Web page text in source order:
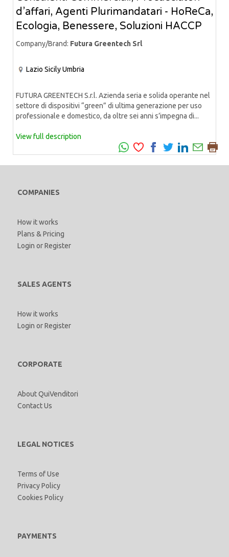
d’affari, Agenti Plurimandatari - HoReCa,
Ecologia, Benessere, Soluzioni HACCP
Company/Brand: Futura Greentech Srl
Lazio SicilyUmbria
FUTURA GREENTECH S.r.l. Azienda seria e solida operante nel
settore di dispositivi “green” di ultima generazione per uso
professionale e domestico, da oltre sei anni s’impegna di...
View full description
COMPANIES
How it works
Plans & Pricing
Login orRegister
SALES AGENTS
How it works
Login orRegister
CORPORATE
About QuiVenditori
Contact Us
LEGAL NOTICES
Terms of Use
Privacy Policy
Cookies Policy
PAYMENTS